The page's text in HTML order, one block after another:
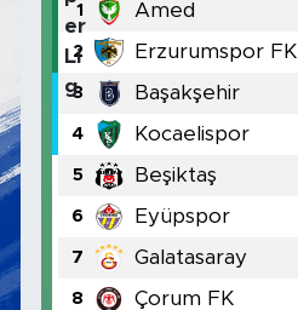
1 Amed
2 Erzurumspor FK
3 Başakşehir
4 Kocaelispor
5 Beşiktaş
6 Eyüpspor
7 Galatasaray
8 Çorum FK